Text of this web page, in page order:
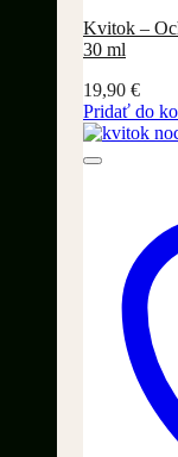
Kvitok –
30 ml
19,90 €
Pridať do